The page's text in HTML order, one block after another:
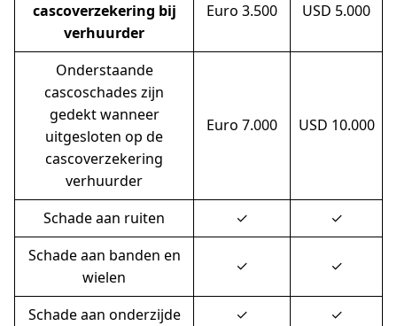
cascoverzekering bij
verhuurder
Euro 3.500 USD 5.000
Onderstaande
cascoschades zijn
gedekt wanneer
uitgesloten op de
cascoverzekering
verhuurder
Euro 7.000 USD 10.000
Schade aan ruiten ✓
✓
Schade aan banden en
wielen
✓ ✓
Schade aan onderzijde ✓
✓